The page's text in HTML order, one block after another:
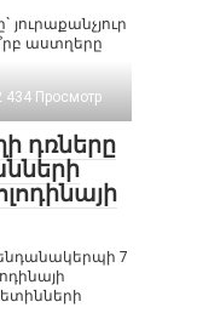
աստղերը
434 Просмотр
դռները
7